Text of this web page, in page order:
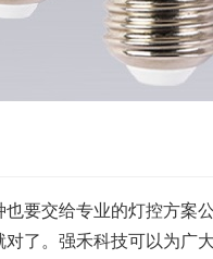
要交给专业的灯控方案
了。强禾科技可以为广